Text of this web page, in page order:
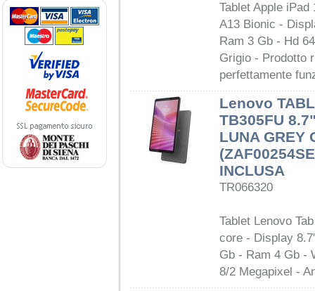
Tablet Apple
A13 Bionic -
Ram 3 Gb - Hd
Grigio - Prodotto
perfettamente
Lenovo
TB305FU
LUNA GREY
INCLUSA
TR066320
Tablet Lenovo
core - Display
Gb - Ram 4 Gb -
8/2 Megapixel -